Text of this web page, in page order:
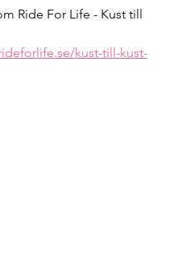
Ride For Life - Kust till
kust-till-kust-